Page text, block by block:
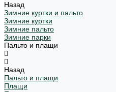
Назад
Зимние куртки и пальто
Зимние куртки
Зимние пальто
Зимние парки
Пальто и плащи
Назад
Пальто и плащи
Плащи